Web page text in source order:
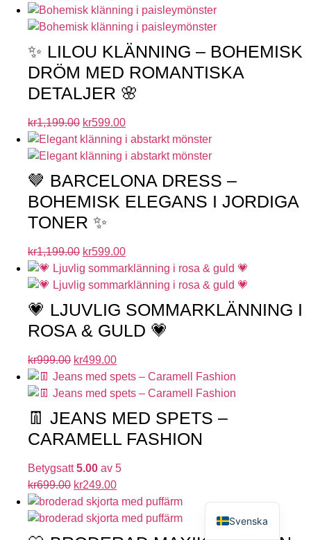
✨ LILOU KLÄNNING – BOHEMISK
DRÖM MED ROMANTISKA
DETALJER 🌸
kr1,199.00 kr599.00
🤎 BARCELONA DRESS –
BOHEMISK ELEGANS I JORDIGA
TONER ✨
kr1,199.00 kr599.00
💗 LJUVLIG SOMMARKLÄNNING I
ROSA & GULD 💗
kr999.00 kr499.00
👖 JEANS MED SPETS –
CARAMELL FASHION
Betygsatt5.00 av 5
kr699.00 kr249.00
Svenska